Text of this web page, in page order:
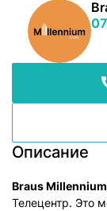
Описание
Braus
Телецентр. Это